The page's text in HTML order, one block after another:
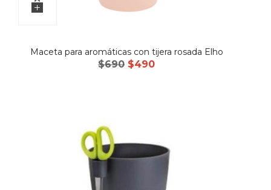
Maceta para aromáticas con tijera rosada Elho
$690 El
$490El